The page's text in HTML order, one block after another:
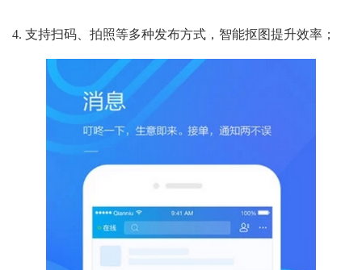
4. 支持扫码、拍照等多种发布方式，智能抠图提升效率；